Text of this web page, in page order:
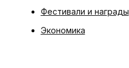
Фестивали и награды
Экономика